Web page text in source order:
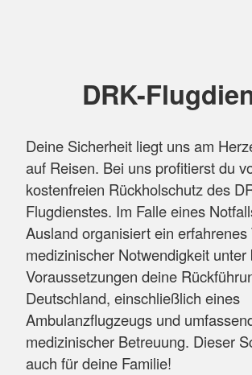
DRK-
Deine Sicherheit liegt uns am
auf Reisen. Bei uns profitierst du
kostenfreien Rückholschutz des
Flugdienstes. Im Falle eines
Ausland organisiert ein erfahrenes
medizinischer Notwendigkeit unter
Voraussetzungen deine
Deutschland, einschließlich eines
Ambulanzflugzeugs und
medizinischer Betreuung. Dieser
auch für deine Familie!